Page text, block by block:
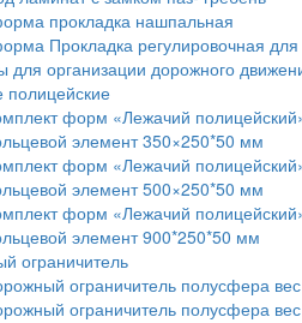
прокладка нашпальная
Прокладка регулировочная для
организации дорожного
полицейские
форм «Лежачий
элемент 350×250*50 мм
форм «Лежачий
элемент 500×250*50 мм
форм «Лежачий
элемент 900*250*50 мм
ограничитель
ограничитель полусфера
ограничитель полусфера